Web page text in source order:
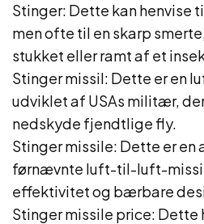
Stinger: Dette kan henvise
men ofte til en skarp
stukket eller ramt af et
Stinger missil: Dette er en
udviklet af USAs militær,
nedskyde fjendtlige fly.
Stinger missile: Dette er
førnævnte luft-til-luft-
effektivitet og bærbare
Stinger missile price: Dette